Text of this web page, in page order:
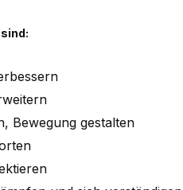
Bewegung gestalten